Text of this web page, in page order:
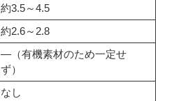
約3.5～4.5
約2.6～2.8
―（有機素材のため一定せ
ず）
なし